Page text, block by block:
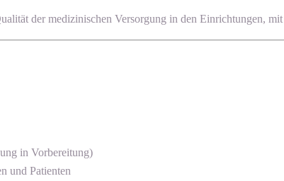
der medizinischen Versorgung in den Einrichtungen,
in Vorbereitung)
und Patienten